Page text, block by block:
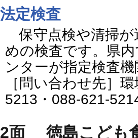
法定検査
保守点検や清掃が
めの検査です。県
ンターが指定検査
［問い合わせ先］
5213・088-621-
2面 徳島こども食堂ロッカーステーションをふ